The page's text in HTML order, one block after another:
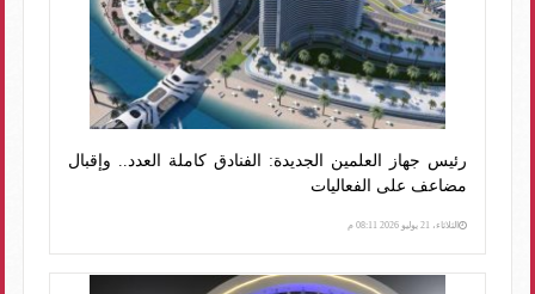
رئيس جهاز العلمين الجديدة: الفنادق كاملة العدد.. وإقبال
مضاعف على الفعاليات
الثلاثاء، 21 يوليو 2026 08:11 م